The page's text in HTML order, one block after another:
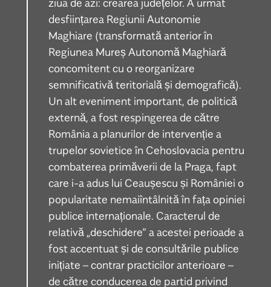
desființarea Regiunii Autonomie
Maghiare (transformată anterior în
Regiunea Mureș Autonomă Maghiară
concomitent cu o reorganizare
semnificativă teritorială și demografică).
Un alt eveniment important, de politică
externă, a fost respingerea de către
România a planurilor de intervenție a
trupelor sovietice în Cehoslovacia pentru
combaterea primăverii de la Praga, fapt
care i-a adus lui Ceaușescu și României o
popularitate nemaiîntâlnită în fața opiniei
publice internaționale. Caracterul de
relativă „deschidere” a acestei perioade a
fost accentuat și de consultările publice
inițiate – contrar practicilor anterioare –
de către conducerea de partid privind